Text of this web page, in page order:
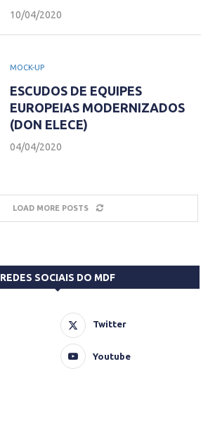
10/04/2020
MOCK-UP
ESCUDOS DE EQUIPES
EUROPEIAS MODERNIZADOS
(DON ELECE)
04/04/2020
LOAD MORE POSTS
REDES SOCIAIS DO MDF
Twitter
Youtube